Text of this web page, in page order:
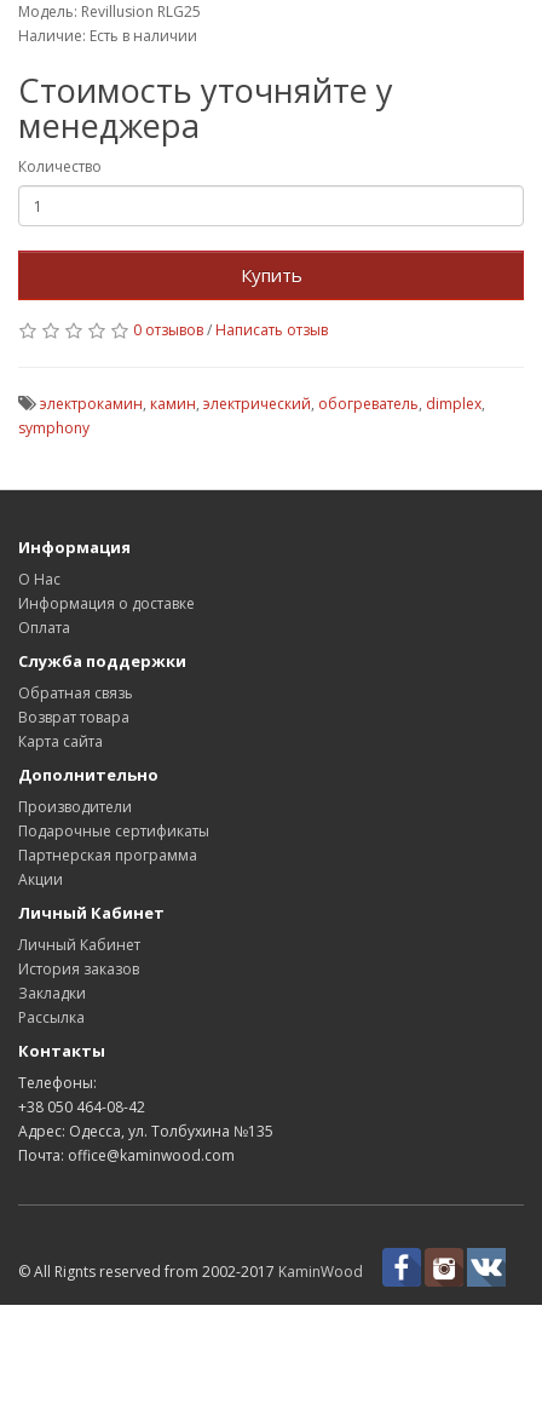
Модель: Revillusion RLG25
Наличие: Есть в наличии
Стоимость уточняйте у
менеджера
Количество
Купить
0 отзывов/ Написать отзыв
электрокамин, камин, электрический, обогреватель, dimplex,
symphony
Информация
О Нас
Информация о доставке
Оплата
Служба поддержки
Обратная связь
Возврат товара
Карта сайта
Дополнительно
Производители
Подарочные сертификаты
Партнерская программа
Акции
Личный Кабинет
Личный Кабинет
История заказов
Закладки
Рассылка
Контакты
Телефоны:
+38 050 464-08-42
Адрес: Одесса, ул. Толбухина №135
Почта: office@kaminwood.com
© All Rignts reserved from 2002-2017 KaminWood